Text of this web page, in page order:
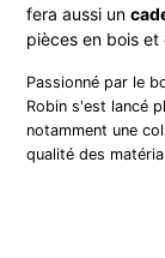
fera aussi un
pièces en bois
Passionné par le
Robin s'est lancé
notamment une
qualité des